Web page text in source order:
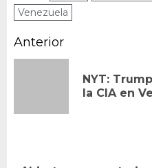
Venezuela
Navegación
entradas
Anterior
NYT:
la CIA en